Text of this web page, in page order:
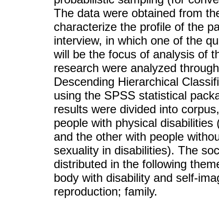
The data were obtained from
characterize the profile of the
interview, in which one of the
will be the focus of analysis of
research were analyzed
Descending Hierarchical
using the SPSS statistical
results were divided into
people with physical
and the other with people
sexuality in disabilities). The
distributed in the following
body with disability and self-
reproduction; family.